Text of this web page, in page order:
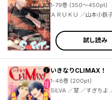
1-79巻 (350～450pt)
ＡＲＵＫＵ ／山本小鉄子 ／神楽坂はん子 ／福山ヤタカ ／ルチル編
クニラッパー ／斎藤岬 ／一ノ瀬ゆま ／ＡＲＵＫＵ ／イシノアヤ ／
金田正太郎 ／小栗もえ ／ルチル編集部 ／大村あも ／土田はる ／ト
試し読み
いきなりCLIMAX！
1-48巻 (200pt)
SILVA ／慧 ／すぎちよ ／赤佐たな ／motteke ／余り ／はしこ ／冬坂ころも ／mucco ／春楡いちる ／橈やひろ ／サッチー ／あんどう ／まんち ／風花城鏡夜 ／わさびなゆき ／うたの菊乃 ／真田往里 ／YANAGI ／鈴鹿スズ男 ／おにぎりニギル ／ハルモト紺 ／戌井にそじ ／園家あきる ／くるわ亜希 ／九州男児 ／やゆのすけ ／恋緒ジノ ／クロエ ／小田松 ／toshiko ／八丸真幸 ／しましえみ ／ヒロサキ ／平尾アウリ ／ニチカ ／じゃがバタ ／車谷晴子 ／K.春香 ／おだはるか